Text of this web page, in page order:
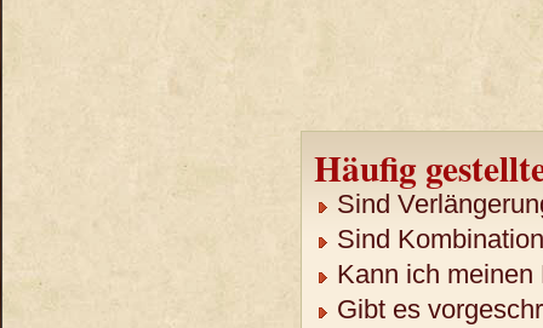
Häufig
Sind
Sind
Kann ich meinen
Gibt es